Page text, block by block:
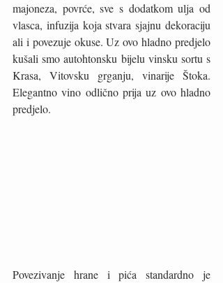
majoneza, povrće, sve s dodatkom ulja od
vlasca, infuzija koja stvara sjajnu dekoraciju
ali i povezuje okuse. Uz ovo hladno predjelo
kušali smo autohtonsku bijelu vinsku sortu s
Krasa, Vitovsku grganju, vinarije Štoka.
Elegantno vino odlično prija uz ovo hladno
predjelo.
Povezivanje hrane i pića standardno je